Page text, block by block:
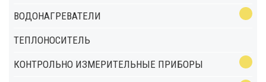
ВОДОНАГРЕВАТЕЛИ
ТЕПЛОНОСИТЕЛЬ
КОНТРОЛЬНО ИЗМЕРИТЕЛЬНЫЕ ПРИБОРЫ